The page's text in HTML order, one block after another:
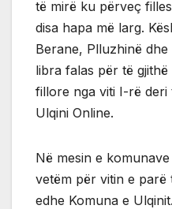
të mirë ku përveç
disa hapa më larg.
Berane, Plluzhinë
libra falas për të
fillore nga viti I-rë
Ulqini Online.
Në mesin e
vetëm për vitin e parë
edhe Komuna e Ulqinit.